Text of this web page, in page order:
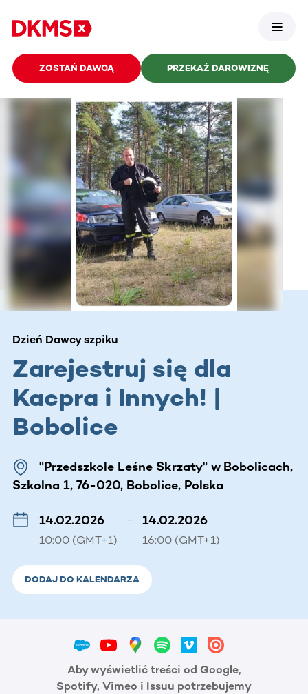
ZOSTAŃ DAWCĄ PRZEKAŻ DAROWIZNĘ
Dzień Dawcy szpiku
Zarejestruj się dla
Kacpra i Innych! |
Bobolice
"Przedszkole Leśne Skrzaty" w Bobolicach,
Szkolna 1, 76-020, Bobolice, Polska
14.02.2026
10:00 (GMT+1)
– 14.02.2026
16:00 (GMT+1)
DODAJ DO KALENDARZA
Aby wyświetlić treści od Google,
Spotify, Vimeo i Issuu potrzebujemy